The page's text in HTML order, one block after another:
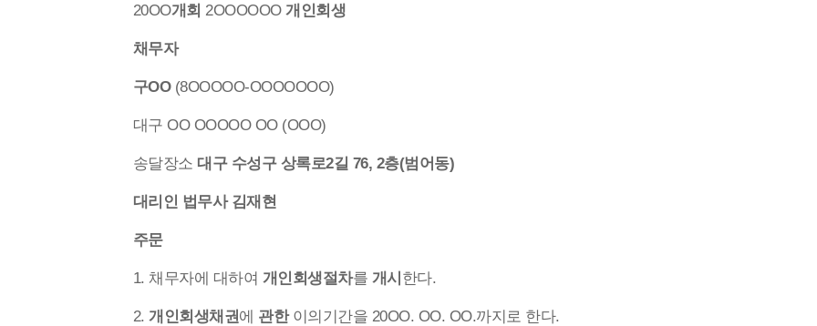
20OO개회 2OOOOOO 개인회생
채무자
구OO (8OOOOO-OOOOOOO)
대구 OO OOOOO OO (OOO)
송달장소 대구 수성구 상록로2길 76, 2층(범어동)
대리인 법무사 김재현
주문
1. 채무자에 대하여 개인회생절차를 개시 한다.
2. 개인회생채권 에 관한 이의기간을 20OO. OO. OO.까지로 한다.